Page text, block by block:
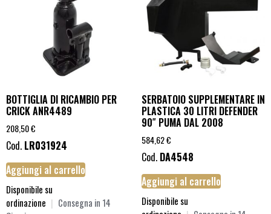
BOTTIGLIA DI RICAMBIO PER
CRICK ANR4489
208,50€
Cod. LR031924
Aggiungi al carrello
Disponibile su
ordinazione | Consegna in 14
SERBATOIO SUPPLEMENTARE IN
PLASTICA 30 LITRI DEFENDER
90″ PUMA DAL 2008
584,62€
Cod. DA4548
Aggiungi al carrello
Disponibile su